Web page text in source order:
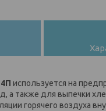
используется на
а также для выпечки
горячего воздуха